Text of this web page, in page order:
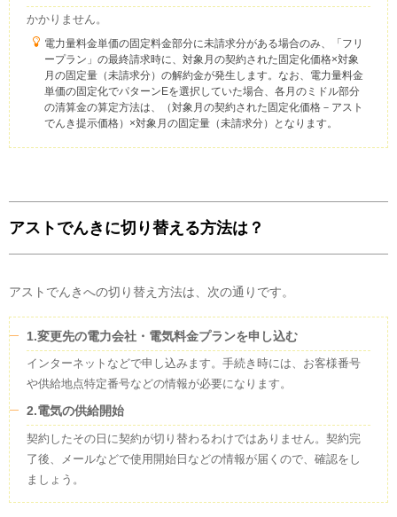
かかりません。
電力量料金単価の固定料金部分に未請求分がある場合のみ、「フリ
ープラン」の最終請求時に、対象月の契約された固定化価格×対象
月の固定量（未請求分）の解約金が発生します。なお、電力量料金
単価の固定化でパターンEを選択していた場合、各月のミドル部分
の清算金の算定方法は、（対象月の契約された固定化価格－アスト
でんき提示価格）×対象月の固定量（未請求分）となります。
アストでんきに切り替える方法は？
アストでんきへの切り替え方法は、次の通りです。
1.変更先の電力会社・電気料金プランを申し込む
インターネットなどで申し込みます。手続き時には、お客様番号
や供給地点特定番号などの情報が必要になります。
2.電気の供給開始
契約したその日に契約が切り替わるわけではありません。契約完
了後、メールなどで使用開始日などの情報が届くので、確認をし
ましょう。